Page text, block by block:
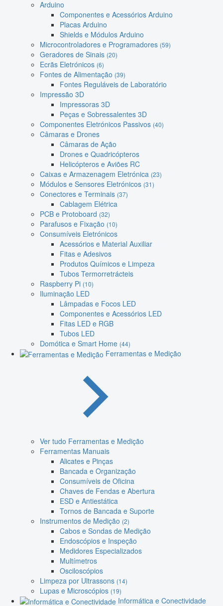
Arduino
Componentes e Acessórios Arduino
Placas Arduino
Shields e Módulos Arduino
Microcontroladores e Programadores (59)
Geradores de Sinais (20)
Ecrãs Eletrónicos (6)
Fontes de Alimentação (39)
Fontes Reguláveis de Laboratório
Impressão 3D
Impressoras 3D
Peças e Sobressalentes 3D
Componentes Eletrónicos Passivos (40)
Câmaras e Drones
Câmaras de Ação
Drones e Quadricópteros
Helicópteros e Aviões RC
Caixas e Armazenagem Eletrónica (23)
Módulos e Sensores Eletrónicos (31)
Conectores e Terminais (37)
Cablagem Elétrica
PCB e Protoboard (32)
Parafusos e Fixação (10)
Consumíveis Eletrónicos
Acessórios e Material Auxiliar
Fitas e Adesivos
Produtos Químicos e Limpeza
Tubos Termorretrácteis
Raspberry Pi (10)
Iluminação LED
Lâmpadas e Focos LED
Componentes e Acessórios LED
Fitas LED e RGB
Tubos LED
Domótica e Smart Home (44)
Ferramentas e Medição
Ver tudo Ferramentas e Medição
Ferramentas Manuais
Alicates e Pinças
Bancada e Organização
Consumíveis de Oficina
Chaves de Fendas e Abertura
ESD e Antiestática
Tornos de Bancada e Suporte
Instrumentos de Medição (2)
Cabos e Sondas de Medição
Endoscópios e Inspeção
Medidores Especializados
Multímetros
Osciloscópios
Limpeza por Ultrassons (14)
Lupas e Microscópios (19)
Informática e Conectividade